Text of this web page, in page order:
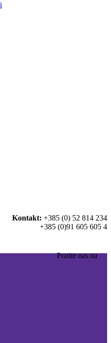
Kontakt: +385 (0) 52 814 234
+385 (0)91 605 605 4
Pratite nas na